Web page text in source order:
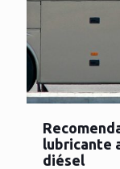
lubricante
diésel